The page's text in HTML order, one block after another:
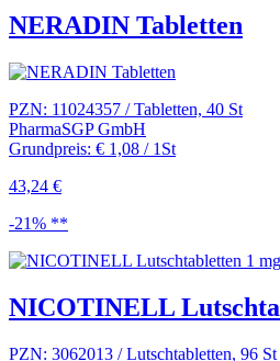
NERADIN Tabletten
PZN: 11024357 / Tabletten, 40 St
PharmaSGP GmbH
Grundpreis: € 1,08 / 1St
43,24 €
-21% **
NICOTINELL
PZN: 3062013 / Lutschtabletten, 96 St